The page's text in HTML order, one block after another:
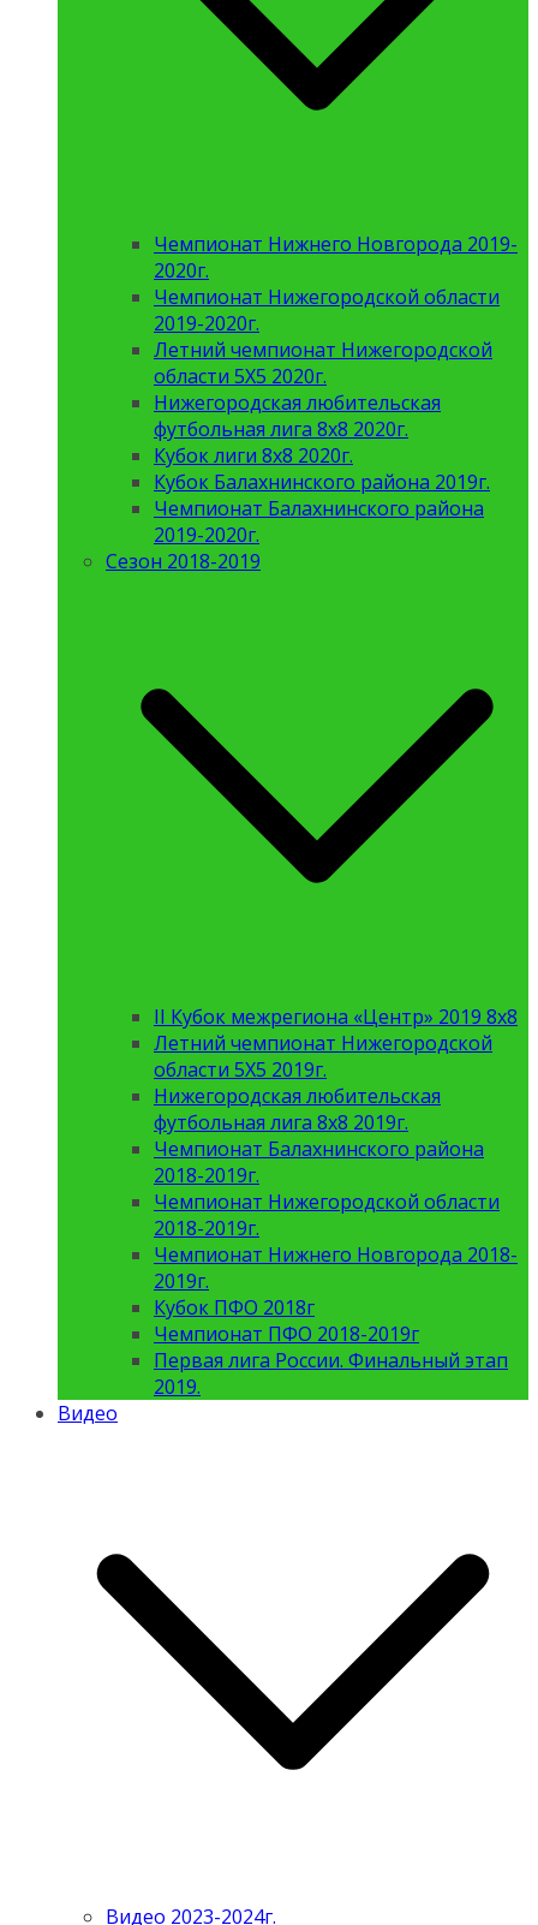
Чемпионат Нижнего Новгорода 2019-
2020г.
Чемпионат Нижегородской области
2019-2020г.
Летний чемпионат Нижегородской
области 5Х5 2020г.
Нижегородская любительская
футбольная лига 8х8 2020г.
Кубок лиги 8х8 2020г.
Кубок Балахнинского района 2019г.
Чемпионат Балахнинского района
2019-2020г.
Сезон 2018-2019
II Кубок межрегиона «Центр» 2019 8х8
Летний чемпионат Нижегородской
области 5Х5 2019г.
Нижегородская любительская
футбольная лига 8х8 2019г.
Чемпионат Балахнинского района
2018-2019г.
Чемпионат Нижегородской области
2018-2019г.
Чемпионат Нижнего Новгорода 2018-
2019г.
Кубок ПФО 2018г
Чемпионат ПФО 2018-2019г
Первая лига России. Финальный этап
2019.
Видео
Видео 2023-2024г.